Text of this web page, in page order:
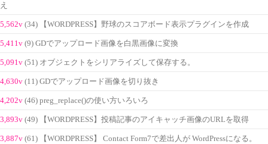
え
5,562v (34) 【WORDPRESS】野球のスコアボード表示プラグインを作成
5,411v (9) GDでアップロード画像を白黒画像に変換
5,091v (51) オブジェクトをシリアライズして保存する。
4,630v (11) GDでアップロード画像を切り抜き
4,202v (46) preg_replace()の使い方いろいろ
3,893v (49) 【WORDPRESS】投稿記事のアイキャッチ画像のURLを取得
3,887v (61) 【WORDPRESS】 Contact Form7で差出人が WordPressになる。